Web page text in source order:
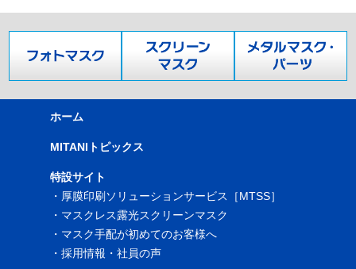
ホーム
MITANIトピックス
特設サイト
・ 厚膜印刷ソリューションサービス［MTSS］
・ マスクレス露光スクリーンマスク
・ マスク手配が初めてのお客様へ
・採用情報・社員の声